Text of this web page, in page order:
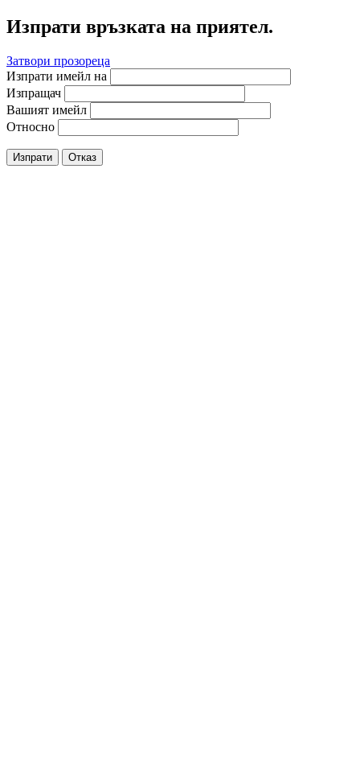
Изпрати връзката на приятел.
Затвори прозореца
Изпрати имейл на
Изпращач
Вашият имейл
Относно
Изпрати Отказ